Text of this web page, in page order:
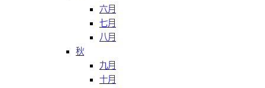
六月
七月
八月
秋
九月
十月